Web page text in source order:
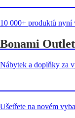
10 000+ produktů nyní
Bonami Outlet
Nábytek a doplňky za
Ušetřete na novém